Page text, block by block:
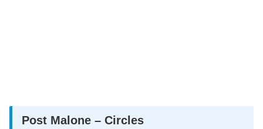
Post Malone – Circles